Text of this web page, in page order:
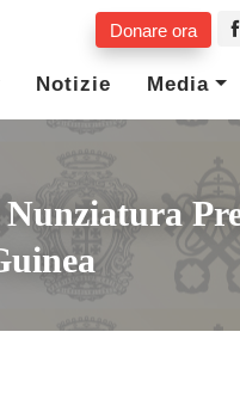
Donare ora
Notizie Media